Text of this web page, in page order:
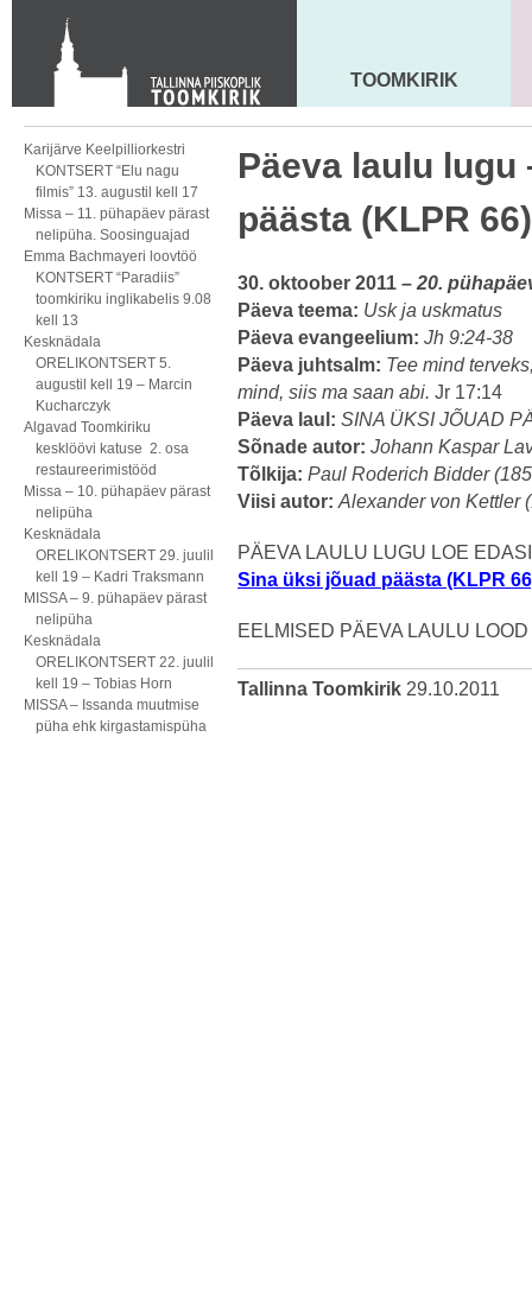
KONTAKT
Toom-Kooli 6, 10130 TALLINN
tallinna.toom@eelk.ee
MAARJA KIRIK
TOOMKIRIK
Karijärve Keelpilliorkestri
KONTSERT “Elu nagu
filmis” 13. augustil kell 17
Missa – 11. pühapäev pärast
nelipüha. Soosinguajad
Emma Bachmayeri loovtöö
KONTSERT “Paradiis”
toomkiriku inglikabelis 9.08
kell 13
Kesknädala
ORELIKONTSERT 5.
augustil kell 19 – Marcin
Kucharczyk
Algavad Toomkiriku
kesklöövi katuse 2. osa
restaureerimistööd
Missa – 10. pühapäev pärast
nelipüha
Kesknädala
ORELIKONTSERT 29. juulil
kell 19 – Kadri Traksmann
MISSA – 9. pühapäev pärast
nelipüha
Kesknädala
ORELIKONTSERT 22. juulil
kell 19 – Tobias Horn
MISSA – Issanda muutmise
püha ehk kirgastamispüha
Päeva laulu lugu
päästa (KLPR 66)
30. oktoober 2011 – 20.
Päeva teema: Usk ja uskmatus
Päeva evangeelium: Jh 9:24-38
Päeva juhtsalm: Tee mind
mind, siis ma saan abi. Jr 17:14
Päeva laul: SINA ÜKSI JÕUAD
Sõnade autor: Johann Kaspar
Tõlkija: Paul Roderich Bidder
Viisi autor: Alexander von Kettler
PÄEVA LAULU LUGU LOE
Sina üksi jõuad päästa (KLPR
EELMISED PÄEVA LAULU
Tallinna Toomkirik 29.10.2011